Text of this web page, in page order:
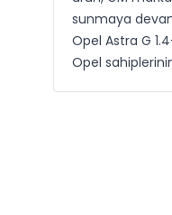
sunmaya
Opel Astra G
Opel